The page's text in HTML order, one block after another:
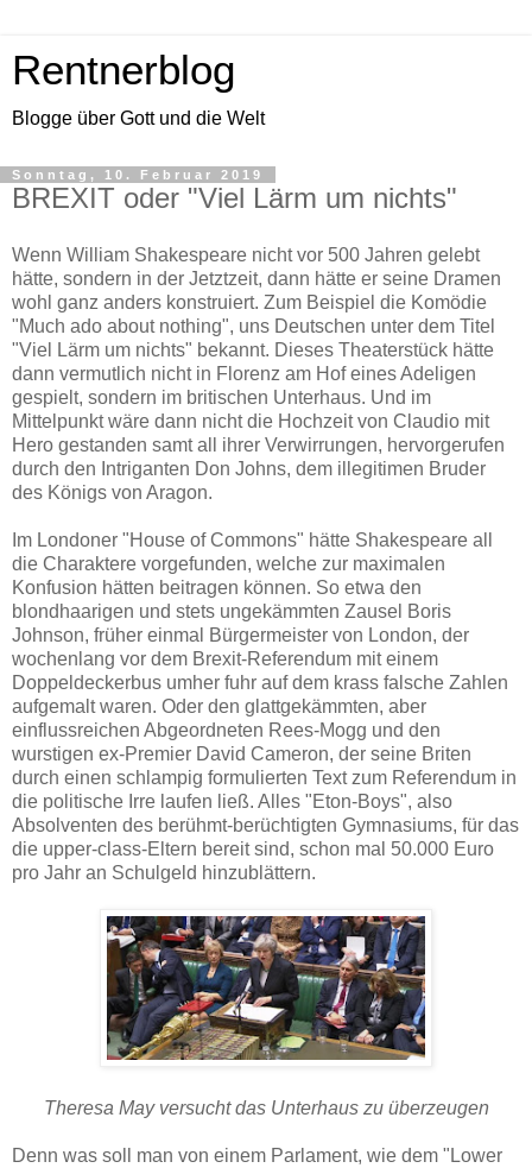
Rentnerblog
Blogge über Gott und die Welt
Sonntag, 10. Februar 2019
BREXIT oder "Viel Lärm um nichts"
Wenn William Shakespeare nicht vor 500 Jahren gelebt
hätte, sondern in der Jetztzeit, dann hätte er seine Dramen
wohl ganz anders konstruiert. Zum Beispiel die Komödie
"Much ado about nothing", uns Deutschen unter dem Titel
"Viel Lärm um nichts" bekannt. Dieses Theaterstück hätte
dann vermutlich nicht in Florenz am Hof eines Adeligen
gespielt, sondern im britischen Unterhaus. Und im
Mittelpunkt wäre dann nicht die Hochzeit von Claudio mit
Hero gestanden samt all ihrer Verwirrungen, hervorgerufen
durch den Intriganten Don Johns, dem illegitimen Bruder
des Königs von Aragon.
Im Londoner "House of Commons" hätte Shakespeare all
die Charaktere vorgefunden, welche zur maximalen
Konfusion hätten beitragen können. So etwa den
blondhaarigen und stets ungekämmten Zausel Boris
Johnson, früher einmal Bürgermeister von London, der
wochenlang vor dem Brexit-Referendum mit einem
Doppeldeckerbus umher fuhr auf dem krass falsche Zahlen
aufgemalt waren. Oder den glattgekämmten, aber
einflussreichen Abgeordneten Rees-Mogg und den
wurstigen ex-Premier David Cameron, der seine Briten
durch einen schlampig formulierten Text zum Referendum in
die politische Irre laufen ließ. Alles "Eton-Boys", also
Absolventen des berühmt-berüchtigten Gymnasiums, für das
die upper-class-Eltern bereit sind, schon mal 50.000 Euro
pro Jahr an Schulgeld hinzublättern.
Theresa May versucht das Unterhaus zu überzeugen
Denn was soll man von einem Parlament, wie dem "Lower